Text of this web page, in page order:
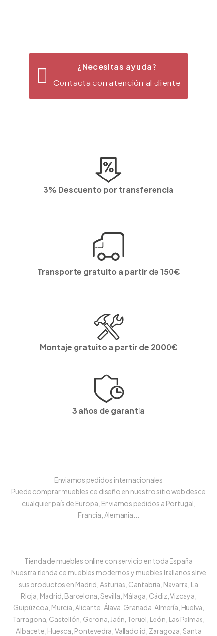
¿Necesitas ayuda?
Contacta con atención al cliente
3% Descuento por transferencia
Transporte gratuito a partir de 150€
Montaje gratuito a partir de 2000€
3 años de garantía
Enviamos pedidos internacionales
Puede comprar muebles de diseño en nuestro sitio web desde
cualquier país de Europa, Enviamos pedidos a Portugal,
Francia, Alemania...
Tienda de muebles online con servicio en toda España
Nuestra tienda de muebles modernos y muebles italianos sirve
sus productos en Madrid, Asturias, Cantabria, Navarra, La
Rioja, Madrid, Barcelona, Sevilla, Málaga, Cádiz, Vizcaya,
Guipúzcoa, Murcia, Alicante, Álava, Granada, Almería, Huelva,
Tarragona, Castellón, Gerona, Jaén, Teruel, León, Las Palmas,
Albacete, Huesca, Pontevedra, Valladolid, Zaragoza, Santa